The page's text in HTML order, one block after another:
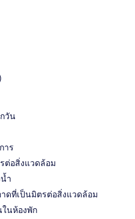
วัน
าร
ต่อสิ่งแวดล้อม
ำ
ที่เป็นมิตรต่อสิ่งแวดล้อม
นห้องพัก